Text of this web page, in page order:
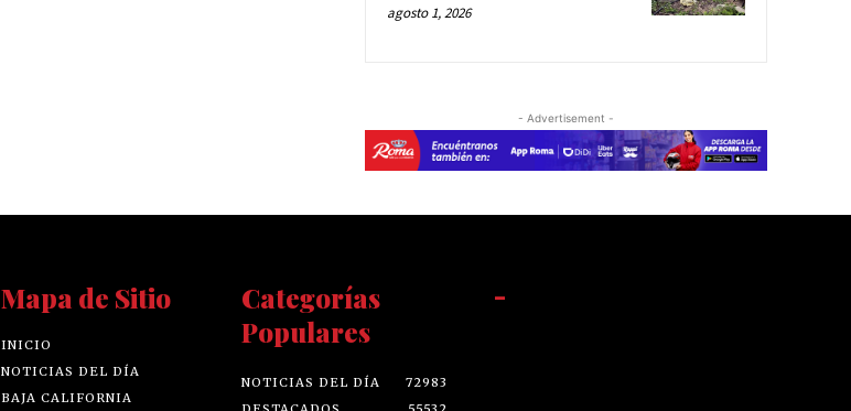
agosto 1, 2026
- Advertisement -
Mapa de Sitio
INICIO
NOTICIAS DEL DÍA
BAJA CALIFORNIA
Categorías
Populares
NOTICIAS DEL DÍA
72983
-